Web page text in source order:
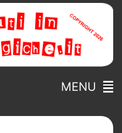
MENU